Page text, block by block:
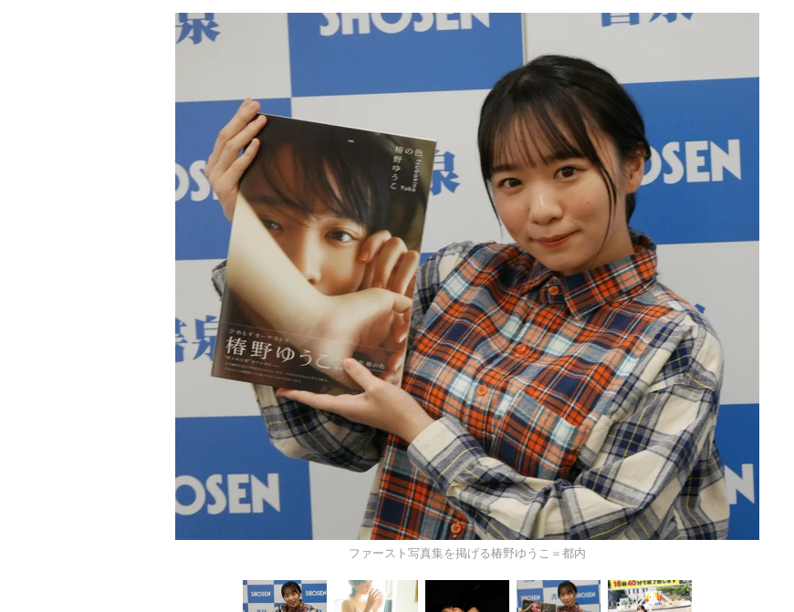
ファースト写真集を掲げる椿野ゆうこ＝都内